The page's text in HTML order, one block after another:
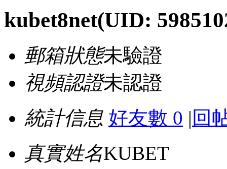
kubet8net(UID:
郵箱狀態未驗證
視頻認證未認證
統計信息 好友數 0 | 回
真實姓名KUBET